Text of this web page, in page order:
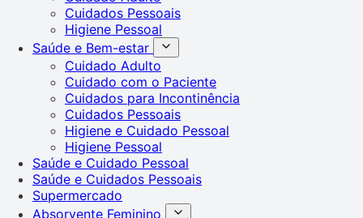
Cuidados Pessoais
Higiene Pessoal
Saúde e Bem-estar
Cuidado Adulto
Cuidado com o Paciente
Cuidados para Incontinência
Cuidados Pessoais
Higiene e Cuidado Pessoal
Higiene Pessoal
Saúde e Cuidado Pessoal
Saúde e Cuidados Pessoais
Supermercado
Absorvente Feminino